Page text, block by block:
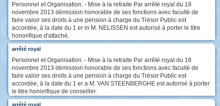
Personnel et Organisation. - Mise à la retraite Par arrêté royal du 18
novembre 2013 démission honorable de ses fonctions avec faculté de
faire valoir ses droits à une pension à charge du Trésor Public est
accordée, à la date du 1 er m M. NELISSEN est autorisé à porter le titre
honorifique d'attaché.
arrêté royal
Personnel et Organisation. - Mise à la retraite Par arrêté royal du 18
novembre 2013 démission honorable de ses fonctions avec faculté de
faire valoir ses droits à une pension à charge du Trésor Public est
accordée, à la date du 1 er a M. VAN STEENBERGHE est autorisé à porter
le titre honorifique de conseiller.
arrêté royal